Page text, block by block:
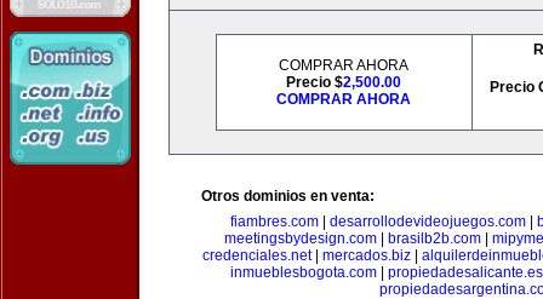
COMPRAR AHORA
Precio $2,500.00
COMPRAR AHORA
Precio
Otros dominios en venta:
fiambres.com| desarrollodevideojuegos.com|
meetingsbydesign.com
brasilb2b.com
credenciales.net| mercados.biz
inmueblesbogota.com| propiedadesalicante.es